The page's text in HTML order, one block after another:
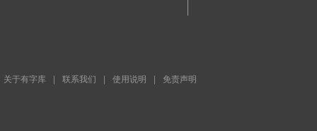
关于有字库 | 联系我们 | 使用说明 | 免责声明